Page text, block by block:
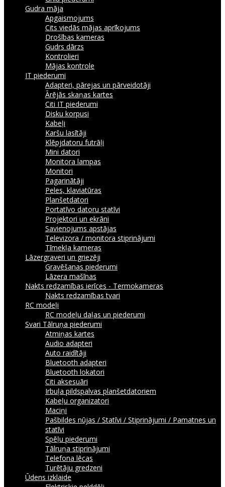
Gudra māja
Apgaismojums
Cits viedās mājas aprīkojums
Drošības kameras
Gudrs dārzs
Kontrolieri
Mājas kontrole
IT piederumi
Adapteri, pārejas un pārveidotāji
Ārējās skaņas kartes
Citi IT piederumi
Disku korpusi
Kabeļi
Karšu lasītāji
Klēpjdatoru futrāļi
Mini datori
Monitora lampas
Monitori
Pagarinātāji
Peles, klaviatūras
Planšetdatori
Portatīvo datoru statīvi
Projektori un ekrāni
Savienojums apstājas
Televizora / monitora stiprinājumi
Tīmekļa kameras
Lāzergraveri un griezēji
Gravēšanas piederumi
Lāzera mašīnas
Nakts redzamības ierīces - Termokameras
Nakts redzamības tvari
RC modeļi
RC modeļu daļas un piederumi
Svari Tālruņa piederumi
Atmiņas kartes
Audio adapteri
Auto raidītāji
Bluetooth adapteri
Bluetooth lokatori
Citi aksesuāri
Irbuļa pildspalvas planšetdatoriem
Kabeļu organizatori
Maciņi
Pašbildes nūjas / Statīvi / Stiprinājumi / Pamatnes un
statīvi
Spēļu piederumi
Tālruņa stiprinājumi
Telefona lēcas
Turētāju gredzeni
Ūdens izklaide